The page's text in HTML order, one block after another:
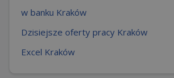
w banku Kraków
Dzisiejsze oferty pracy Kraków
Excel Kraków